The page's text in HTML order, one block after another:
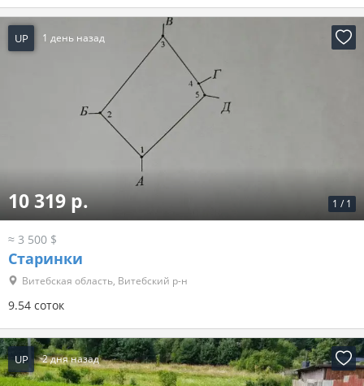
UP 1 день назад
1 / 1
10 319 р.
≈ 3 500 $
Старинки
Витебская область, Витебский р-н
9.54 соток
UP 2 дня назад